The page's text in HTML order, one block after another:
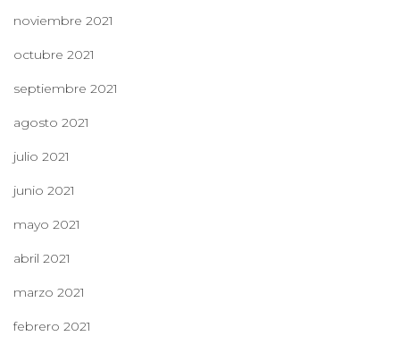
noviembre 2021
octubre 2021
septiembre 2021
agosto 2021
julio 2021
junio 2021
mayo 2021
abril 2021
marzo 2021
febrero 2021